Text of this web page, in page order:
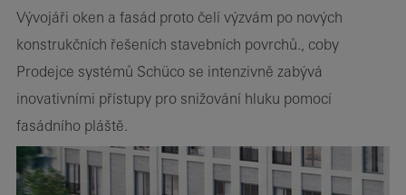
Vývojáři oken a fasád proto čelí výzvám po nových
konstrukčních řešeních stavebních povrchů., coby
Prodejce systémů Schüco se intenzivně zabývá
inovativními přístupy pro snižování hluku pomocí
fasádního pláště.